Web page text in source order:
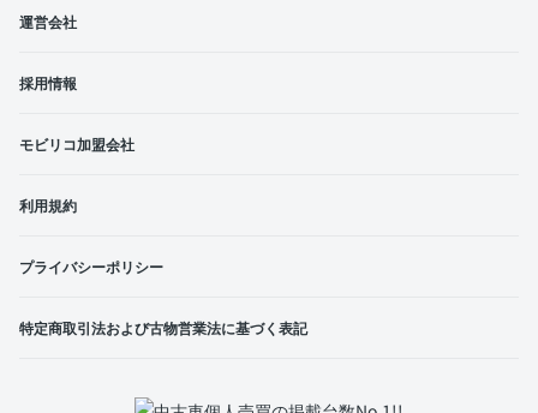
運営会社
採用情報
モビリコ加盟会社
利用規約
プライバシーポリシー
特定商取引法および古物営業法に基づく表記